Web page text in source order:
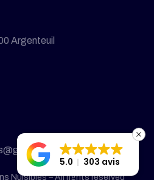
Argenteuil
Nuisibles – All rights reserved
5.0 303 avis